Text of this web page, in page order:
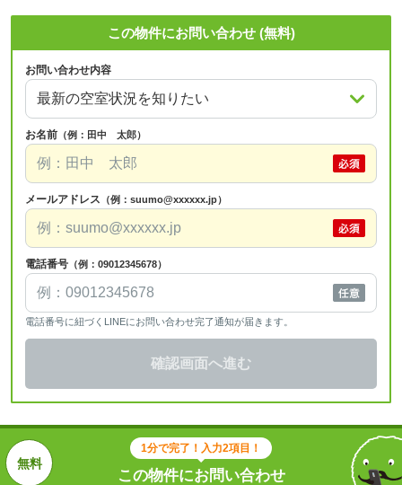
この物件にお問い合わせ (無料)
お問い合わせ内容
お名前 （例：田中 太郎）
メールアドレス （例：suumo@xxxxxx.jp）
電話番号 （例：09012345678）
電話番号に紐づくLINEにお問い合わせ完了通知が届きます。
確認画面へ進む
1分で完了！入力2項目！
この物件にお問い合わせ